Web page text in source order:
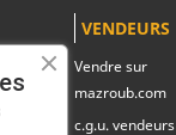
VENDEURS
Vendre sur
mazroub.com
c.g.u. vendeurs